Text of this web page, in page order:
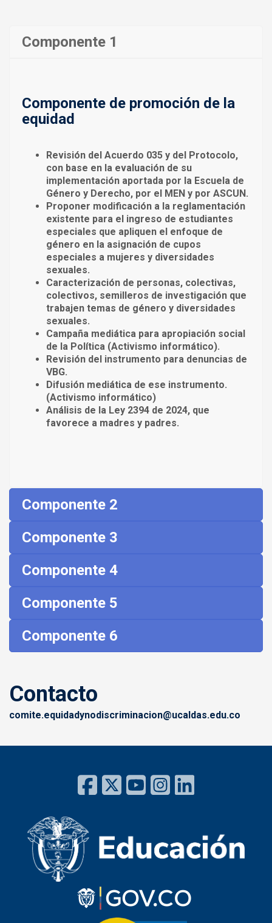
Componente 1
Componente de promoción de la
equidad
Revisión del Acuerdo 035 y del Protocolo,
con base en la evaluación de su
implementación aportada por la Escuela de
Género y Derecho, por el MEN y por ASCUN.
Proponer modificación a la reglamentación
existente para el ingreso de estudiantes
especiales que apliquen el enfoque de
género en la asignación de cupos
especiales a mujeres y diversidades
sexuales.
Caracterización de personas, colectivas,
colectivos, semilleros de investigación que
trabajen temas de género y diversidades
sexuales.
Campaña mediática para apropiación social
de la Política (Activismo informático).
Revisión del instrumento para denuncias de
VBG.
Difusión mediática de ese instrumento.
(Activismo informático)
Análisis de la Ley 2394 de 2024, que
favorece a madres y padres.
Componente 2
Componente 3
Componente 4
Componente 5
Componente 6
Contacto
comite.equidadynodiscriminacion@ucaldas.edu.co